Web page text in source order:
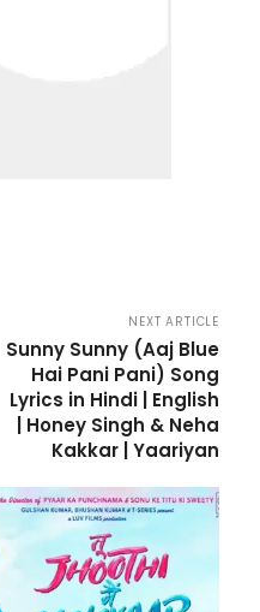
NEXT ARTICLE
Sunny Sunny (Aaj Blue
Hai Pani Pani) Song
Lyrics in Hindi | English
| Honey Singh & Neha
Kakkar | Yaariyan